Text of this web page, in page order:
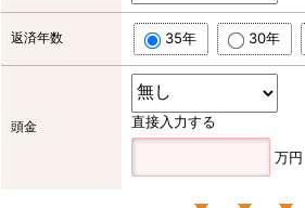
返済年数 35年 30年
頭金 直接入力する
万円